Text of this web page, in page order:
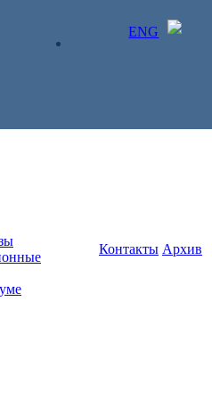
ENG
ЛИЧНЫЙ КАБИНЕТ
Контакты Архив